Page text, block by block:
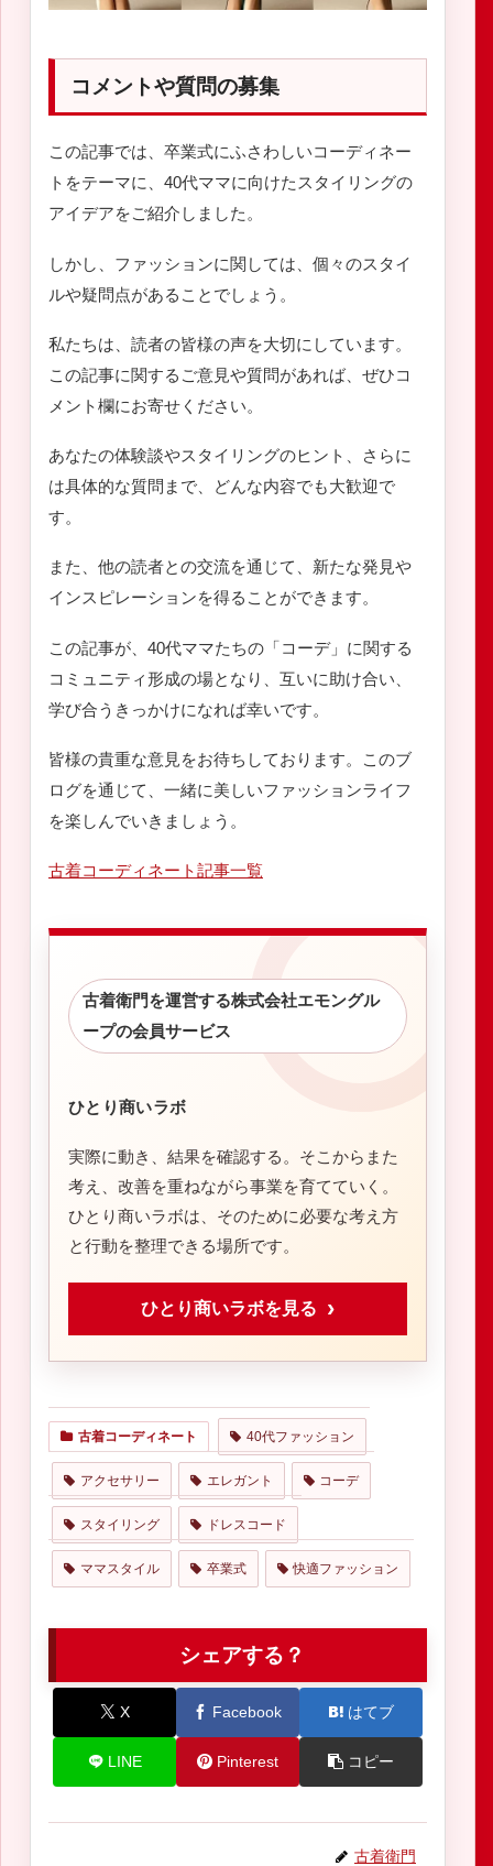
コメントや質問の募集
この記事では、卒業式にふさわしいコーディネー
トをテーマに、40代ママに向けたスタイリングの
アイデアをご紹介しました。
しかし、ファッションに関しては、個々のスタイ
ルや疑問点があることでしょう。
私たちは、読者の皆様の声を大切にしています。
この記事に関するご意見や質問があれば、ぜひコ
メント欄にお寄せください。
あなたの体験談やスタイリングのヒント、さらに
は具体的な質問まで、どんな内容でも大歓迎で
す。
また、他の読者との交流を通じて、新たな発見や
インスピレーションを得ることができます。
この記事が、40代ママたちの「コーデ」に関する
コミュニティ形成の場となり、互いに助け合い、
学び合うきっかけになれば幸いです。
皆様の貴重な意見をお待ちしております。このブ
ログを通じて、一緒に美しいファッションライフ
を楽しんでいきましょう。
古着コーディネート記事一覧
古着衛門を運営する株式会社エモングル
ープの会員サービス
ひとり商いラボ
実際に動き、結果を確認する。そこからまた
考え、改善を重ねながら事業を育てていく。
ひとり商いラボは、そのために必要な考え方
と行動を整理できる場所です。
ひとり商いラボを見る
古着コーディネート 40代ファッション
アクセサリー エレガント コーデ
スタイリング ドレスコード
ママスタイル 卒業式 快適ファッション
シェアする？
X Facebook はてブ
LINE Pinterest コピー
古着衛門